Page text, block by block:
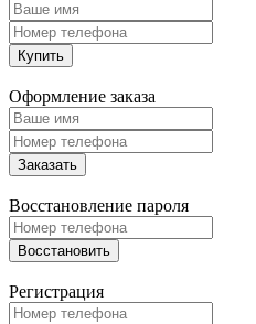
Купить
Оформление заказа
Заказать
Восстановление пароля
Восстановить
Регистрация